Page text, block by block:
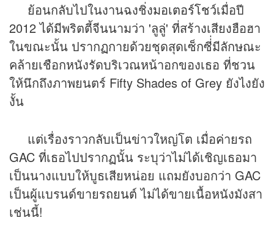
ย้อนกลับไปในงานฉงชิ่งมอเตอร์โชว์เมื่อปี
2012 ได้มีพริตตี้จีนนามว่า 'ลูลู่' ที่สร้างเสียงฮือฮา
ในขณะนั้น ปรากฏกายด้วยชุดสุดเซ็กซี่่มีลักษณะ
คล้ายเชือกหนังรัดบริเวณหน้าอกของเธอ ที่ชวน
ให้นึกถึงภาพยนตร์ Fifty Shades of Grey ยังไงยัง
งั้น
แต่เรื่องราวกลับเป็นข่าวใหญ่โต เมื่อค่ายรถ
GAC ที่เธอไปปรากฏนั้น ระบุว่าไม่ได้เชิญเธอมา
เป็นนางแบบให้บูธเสียหน่อย แถมยังบอกว่า GAC
เป็นผู้แบรนด์ขายรถยนต์ไม่ได้ขายเนื้อหนังมังสา
เช่นนี้!